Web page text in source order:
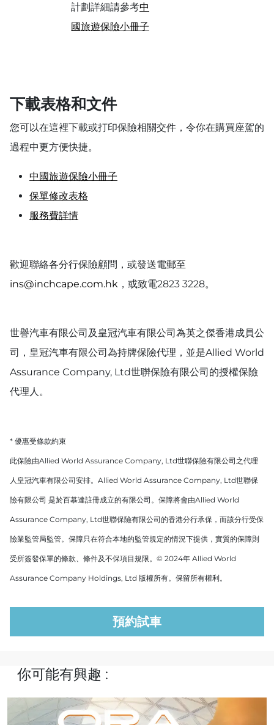
計劃詳細請參考中
國旅遊保險小冊子
下載表格和文件
您可以在這裡下載或打印保險相關交件，令你在購買座駕的
過程中更方便快捷。
中國旅遊保險小冊子
保單修改表格
服務費詳情
歡迎聯絡各分行保險顧問，或發送電郵至
ins@inchcape.com.hk ，或致電2823 3228。
世譽汽車有限公司及皇冠汽車有限公司為英之傑香港成員公
司，皇冠汽車有限公司為持牌保險代理，並是Allied World
Assurance Company, Ltd世聨保險有限公司的授權保險
代理人。
* 優惠受條款約束
此保險由Allied World Assurance Company, Ltd世聯保險有限公司之代理
人皇冠汽車有限公司安排。Allied World Assurance Company, Ltd世聯保
險有限公司 是於百慕達註冊成立的有限公司。保障將會由Allied World
Assurance Company, Ltd世聯保險有限公司的香港分行承保，而該分行受保
險業監管局監管。保障只在符合本地的監管規定的情況下提供，實質的保障則
受所簽發保單的條款、條件及不保項目規限。© 2024年 Allied World
Assurance Company Holdings, Ltd 版權所有。保留所有權利。
預約試車
你可能有興趣 :